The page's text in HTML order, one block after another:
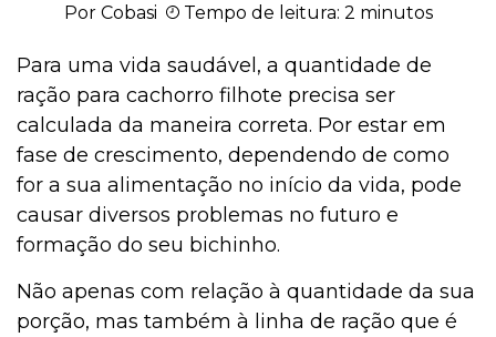
Por Cobasi Tempo de leitura: 2 minutos
Para uma vida saudável, a quantidade de
ração para cachorro filhote precisa ser
calculada da maneira correta. Por estar em
fase de crescimento, dependendo de como
for a sua alimentação no início da vida, pode
causar diversos problemas no futuro e
formação do seu bichinho.
Não apenas com relação à quantidade da sua
porção, mas também à linha de ração que é